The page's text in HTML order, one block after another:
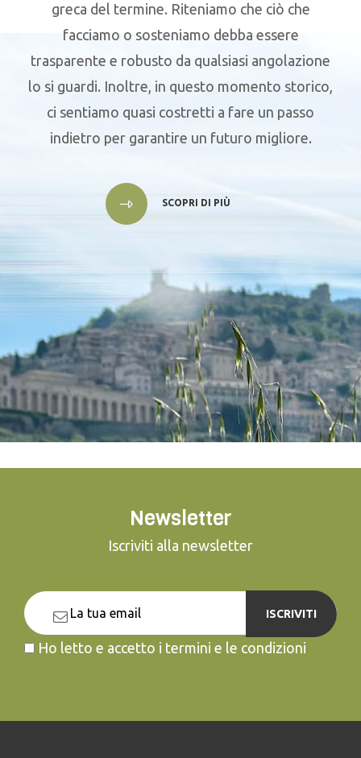
greca del termine. Riteniamo che ciò che
facciamo o sosteniamo debba essere
trasparente e robusto da qualsiasi angolazione
lo si guardi. Inoltre, in questo momento storico,
ci sentiamo quasi costretti a fare un passo
indietro per garantire un futuro migliore.
SCOPRI DI PIÙ
Newsletter
Iscriviti alla newsletter
ISCRIVITI
Ho letto e accetto i termini e le condizioni